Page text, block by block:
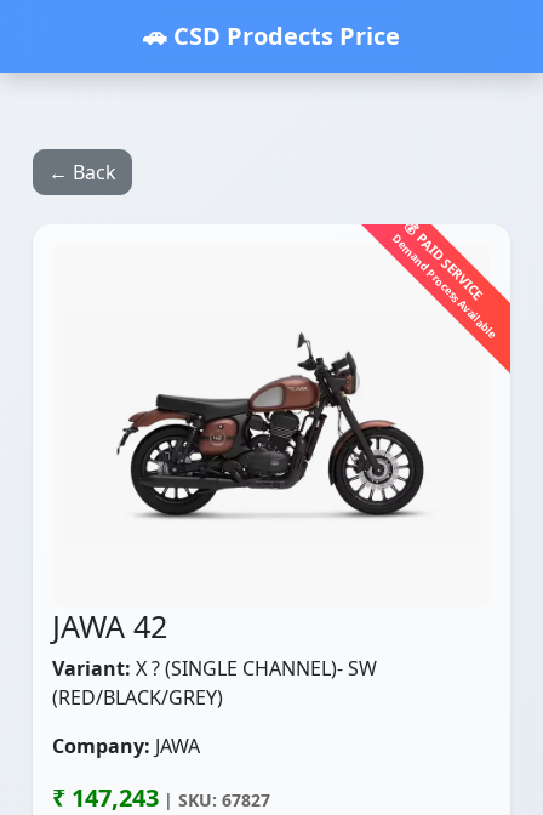
🚗 CSD Prodects Price
← Back
💰 PAID SERVICE
Demand Process Available
JAWA 42
Variant: X ? (SINGLE CHANNEL)- SW
(RED/BLACK/GREY)
Company: JAWA
₹ 147,243 | SKU: 67827